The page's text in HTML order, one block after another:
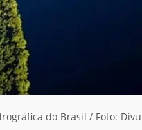
do Brasil / Foto: